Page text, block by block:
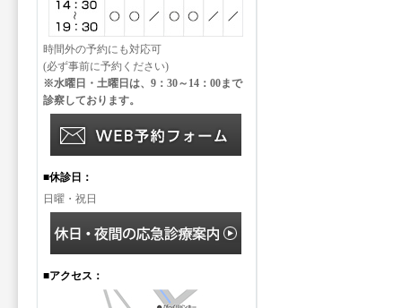
時間外の予約にも対応可
(必ず事前に予約ください)
※水曜日・土曜日は、9：30～14：00まで
診察しております。
■休診日：
日曜・祝日
■アクセス：